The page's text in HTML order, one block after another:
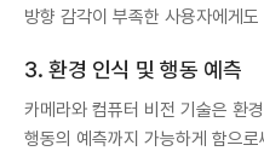
방향 감각이 부족한 사용자에게
3. 환경 인식 및 행동 예측
카메라와 컴퓨터 비전 기술은 환
행동의 예측까지 가능하게 함으